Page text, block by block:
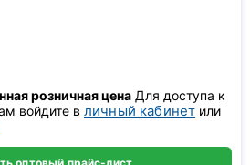
розничная цена Для доступа к
войдите в личный кабинет или